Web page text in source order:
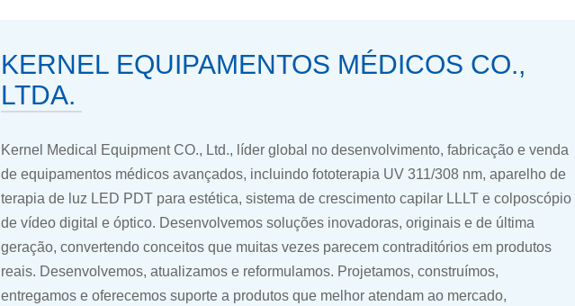
KERNEL EQUIPAMENTOS MÉDICOS CO.,
LTDA.
Kernel Medical Equipment CO., Ltd., líder global no desenvolvimento, fabricação e venda
de equipamentos médicos avançados, incluindo fototerapia UV 311/308 nm, aparelho de
terapia de luz LED PDT para estética, sistema de crescimento capilar LLLT e colposcópio
de vídeo digital e óptico. Desenvolvemos soluções inovadoras, originais e de última
geração, convertendo conceitos que muitas vezes parecem contraditórios em produtos
reais. Desenvolvemos, atualizamos e reformulamos. Projetamos, construímos,
entregamos e oferecemos suporte a produtos que melhor atendam ao mercado,